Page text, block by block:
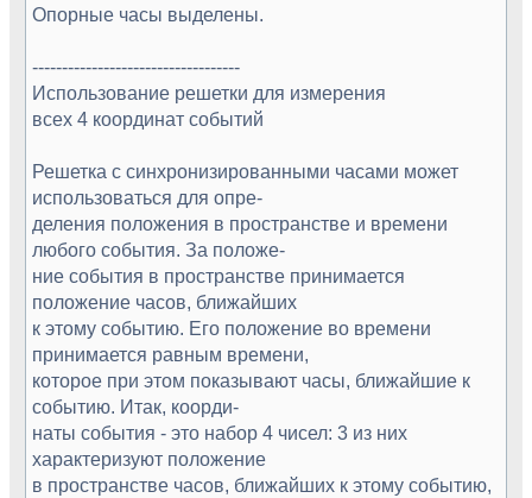
Опорные часы выделены.
-----------------------------------
Использование решетки для измерения
всех 4 координат событий
Решетка с синхронизированными часами может
использоваться для опре-
деления положения в пространстве и времени
любого события. За положе-
ние события в пространстве принимается
положение часов, ближайших
к этому событию. Его положение во времени
принимается равным времени,
которое при этом показывают часы, ближайшие к
событию. Итак, коорди-
наты события - это набор 4 чисел: 3 из них
характеризуют положение
в пространстве часов, ближайших к этому событию,